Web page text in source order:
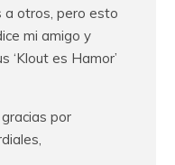
a otros, pero esto
mi amigo y
‘Klout es Hamor’
por